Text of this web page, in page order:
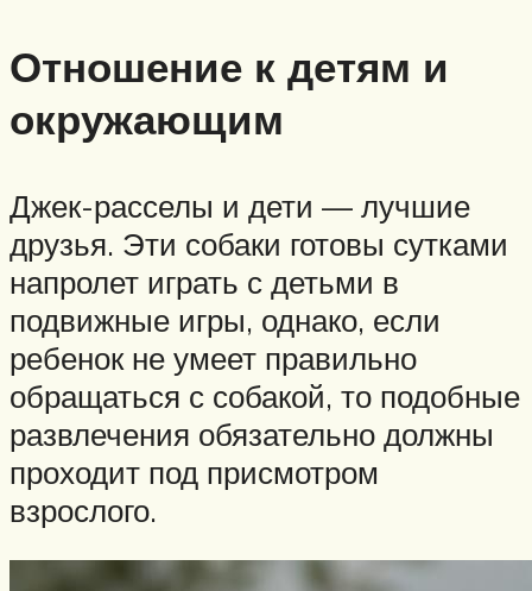
Отношение к детям и
окружающим
Джек-расселы и дети — лучшие
друзья. Эти собаки готовы сутками
напролет играть с детьми в
подвижные игры, однако, если
ребенок не умеет правильно
обращаться с собакой, то подобные
развлечения обязательно должны
проходит под присмотром
взрослого.